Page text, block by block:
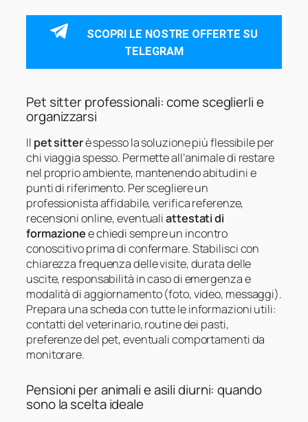
SCOPRI LE NOSTRE OFFERTE SU
TELEGRAM
Pet sitter professionali: come sceglierli e
organizzarsi
Il pet sitterè spesso la soluzione più flessibile per
chi viaggia spesso. Permette all’animale di restare
nel proprio ambiente, mantenendo abitudini e
punti di riferimento. Per scegliere un
professionista affidabile, verifica referenze,
recensioni online, eventualiattestati di
formazionee chiedi sempre un incontro
conoscitivo prima di confermare. Stabilisci con
chiarezza frequenza delle visite, durata delle
uscite, responsabilità in caso di emergenza e
modalità di aggiornamento (foto, video, messaggi).
Prepara una scheda con tutte le informazioni utili:
contatti del veterinario, routine dei pasti,
preferenze del pet, eventuali comportamenti da
monitorare.
Pensioni per animali e asili diurni: quando
sono la scelta ideale